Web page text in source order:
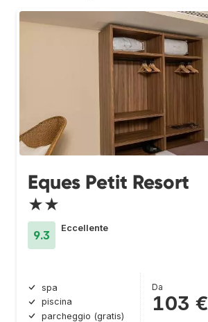
Eques Petit Resort
★★
9.3
Eccellente
spa
piscina
parcheggio (gratis)
Da
103 €